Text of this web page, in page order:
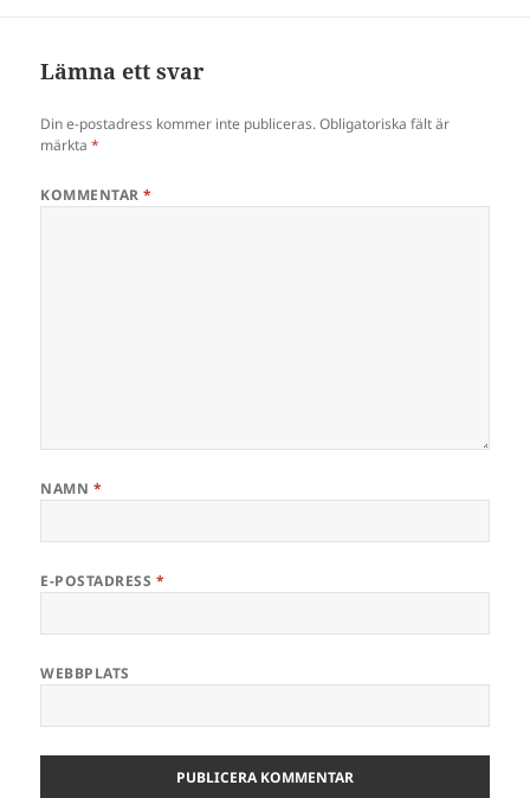
Lämna ett svar
Din e-postadress kommer inte publiceras. Obligatoriska fält är
märkta*
KOMMENTAR*
NAMN *
E-POSTADRESS *
WEBBPLATS